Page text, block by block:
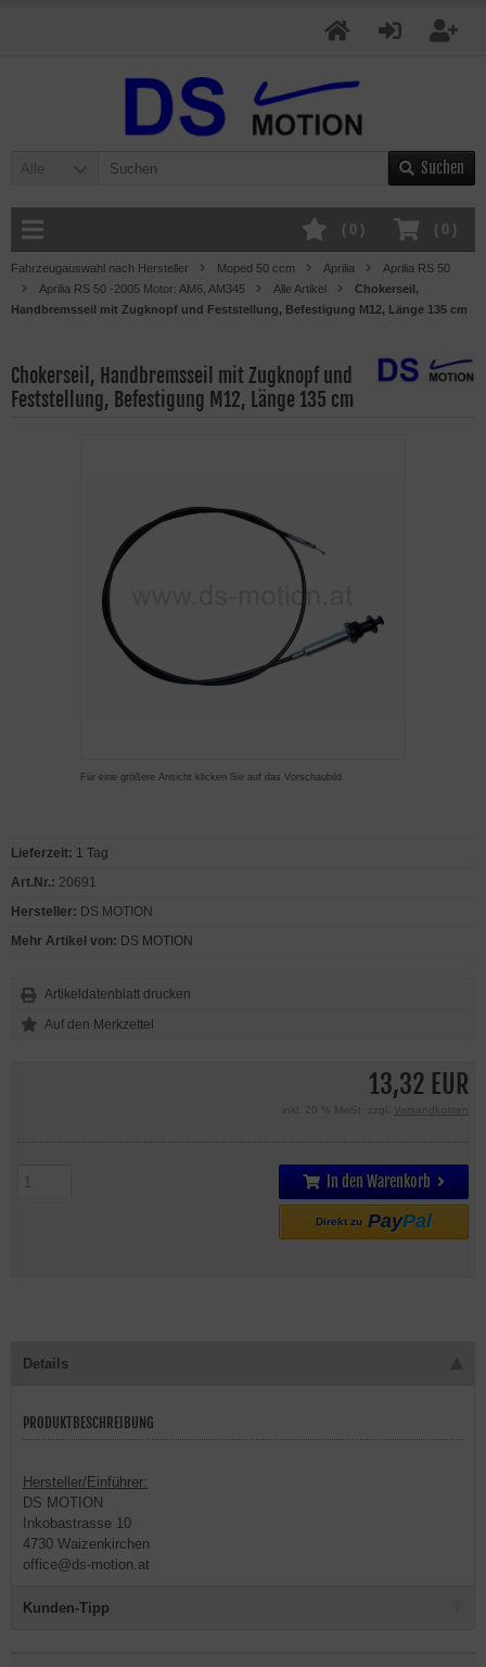
Alle Suchen
( 0 )
( 0 )
Fahrzeugauswahl nach Hersteller Moped 50 ccm Aprilia
Aprilia RS 50
Aprilia RS 50 -2005 Motor: AM6, AM345
Alle Artikel
Chokerseil,
Handbremsseil mit Zugknopf und Feststellung, Befestigung M12, Länge 135 cm
Chokerseil, Handbremsseil mit Zugknopf und
Feststellung, Befestigung M12, Länge 135 cm
Für eine größere Ansicht klicken Sie auf das Vorschaubild
13,32 EUR
inkl. 20 % MwSt. zzgl. Versandkosten
In den Warenkorb
Direkt zu PayPal
Lieferzeit: 1 Tag
Art.Nr.: 20691
Hersteller: DS MOTION
Mehr Artikel von: DS MOTION
Artikeldatenblatt drucken
Details
PRODUKTBESCHREIBUNG
Hersteller/Einführer:
DS MOTION
Inkobastrasse 10
4730 Waizenkirchen
office@ds-motion.at
Kunden-Tipp